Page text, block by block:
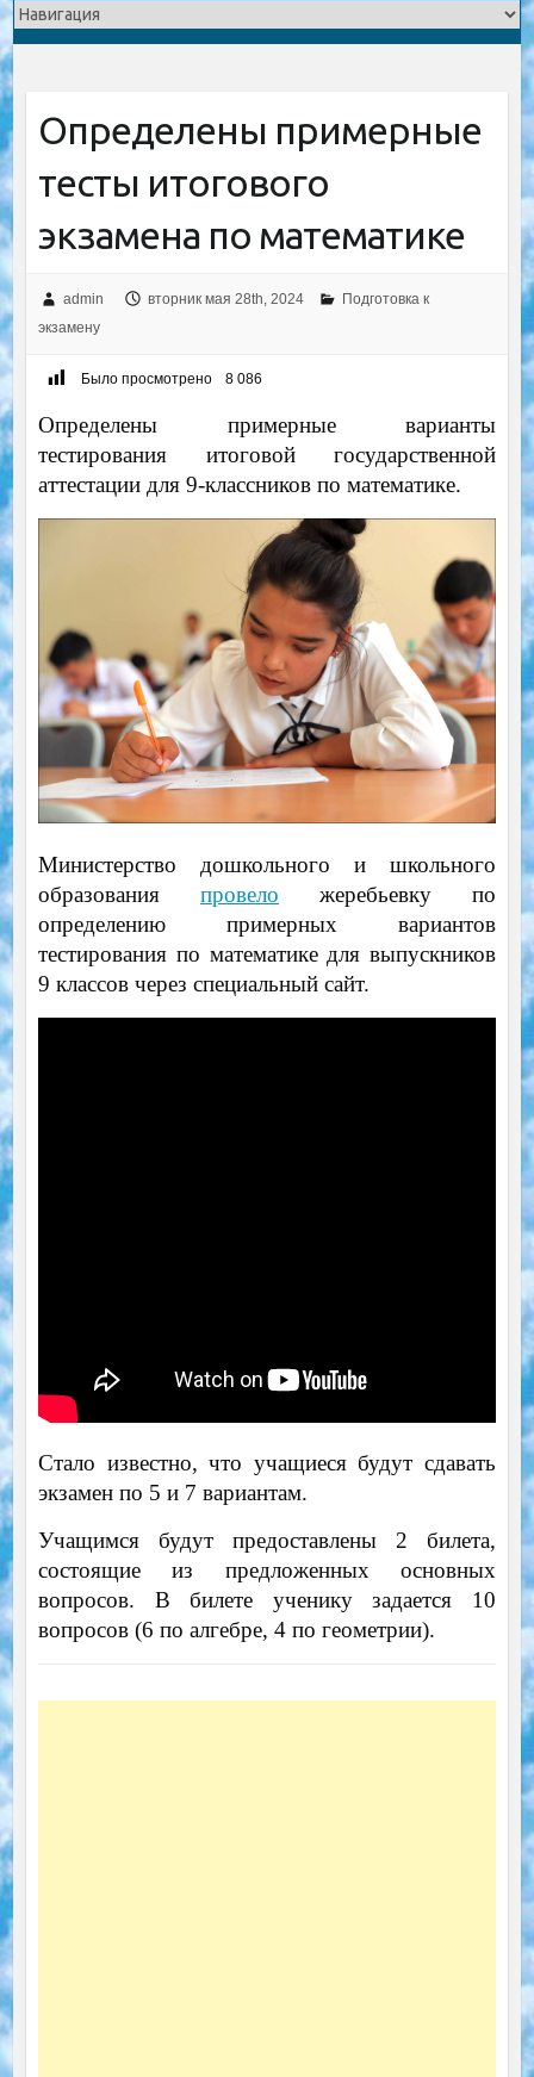
Определены примерные
тесты итогового
экзамена по математике
admin вторник мая 28th, 2024
Подготовка к
экзамену
Было просмотрено 8 086
Определены примерные варианты
тестирования итоговой государственной
аттестации для 9-классников по математике.
Министерство дошкольного и школьного
образования провело жеребьевку по
определению примерных вариантов
тестирования по математике для выпускников
9 классов через специальный сайт.
Стало известно, что учащиеся будут сдавать
экзамен по 5 и 7 вариантам.
Учащимся будут предоставлены 2 билета,
состоящие из предложенных основных
вопросов. В билете ученику задается 10
вопросов (6 по алгебре, 4 по геометрии).